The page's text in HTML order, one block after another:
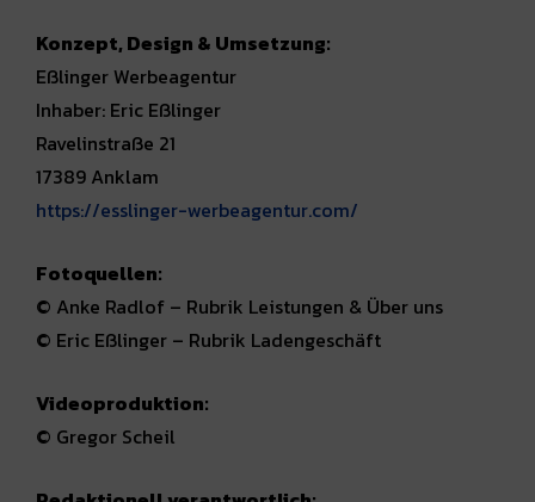
Konzept, Design & Umsetzung:
Eßlinger Werbeagentur
Inhaber: Eric Eßlinger
Ravelinstraße 21
17389 Anklam
https://esslinger-werbeagentur.com/
Fotoquellen:
© Anke Radlof – Rubrik Leistungen & Über uns
© Eric Eßlinger – Rubrik Ladengeschäft
Videoproduktion:
© Gregor Scheil